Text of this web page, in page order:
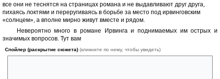
все они не теснятся на страницах романа и не выдавливают друг друга,
пихаясь локтями и переругиваясь в борьбе за место под ирвинговским
«солнцем», а вполне мирно живут вместе и рядом.
Невероятно много в романе Ирвинга и поднимаемых им острых и
значимых вопросов. Тут вам
Спойлер (раскрытие сюжета) (кликните по нему, чтобы увидеть)